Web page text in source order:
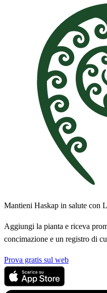
Mantieni Haskap in salute con
Aggiungi la pianta e riceva
concimazione e un registro di
Prova gratis sul web